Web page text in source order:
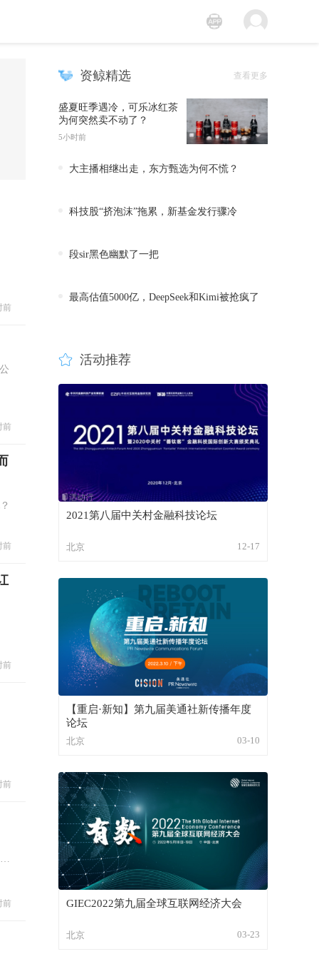
前
前
前
前
前
前
资鲸精选 查看更多
盛夏旺季遇冷，可乐冰红茶
为何突然卖不动了？
5小时前
大主播相继出走，东方甄选为何不慌？
科技股“挤泡沫”拖累，新基金发行骤冷
段sir黑色幽默了一把
最高估值5000亿，DeepSeek和Kimi被抢疯了
活动推荐
2021第八届中关村金融科技论坛
北京 12-17
【重启·新知】第九届美通社新传播年度
论坛
北京 03-10
GIEC2022第九届全球互联网经济大会
北京 03-23